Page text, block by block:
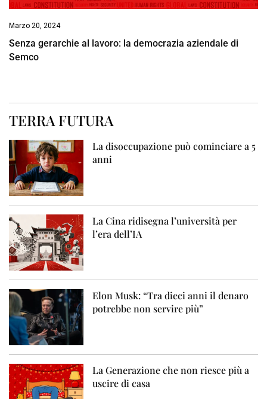
Marzo 20, 2024
Senza gerarchie al lavoro: la democrazia aziendale di
Semco
TERRA FUTURA
La disoccupazione può cominciare a 5
anni
La Cina ridisegna l’università per
l’era dell’IA
Elon Musk: “Tra dieci anni il denaro
potrebbe non servire più”
La Generazione che non riesce più a
uscire di casa